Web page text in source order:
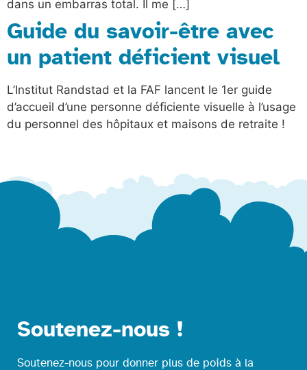
dans un embarras total. Il me […]
Guide du savoir-être avec
un patient déficient visuel
L’Institut Randstad et la FAF lancent le 1er guide
d’accueil d’une personne déficiente visuelle à l’usage
du personnel des hôpitaux et maisons de retraite !
Soutenez-nous !
Soutenez-nous pour donner plus de poids à la